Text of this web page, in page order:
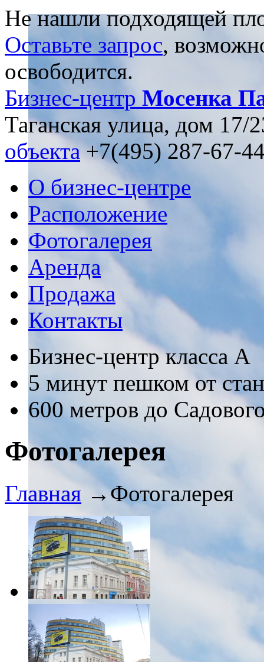
Не нашли подходящей
Оставьте запрос,
освободится.
Бизнес-центр Мосенка
Таганская улица, дом 17/
объекта +7(495) 287-67-
О бизнес-центре
Расположение
Фотогалерея
Аренда
Продажа
Контакты
Бизнес-центр класса А
5 минут пешком от
600 метров до
Фотогалерея
Главная →Фотогалерея